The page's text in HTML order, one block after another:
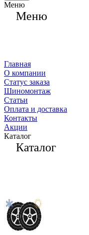
Меню
Меню
Главная
О компании
Статус заказа
Шиномонтаж
Статьи
Оплата и доставка
Контакты
Акции
Каталог
Каталог